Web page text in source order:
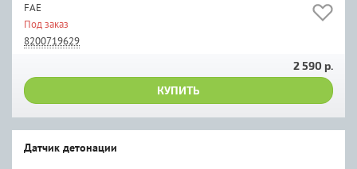
FAE
Под заказ
8200719629
2 590 р.
КУПИТЬ
Датчик детонации